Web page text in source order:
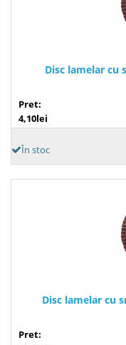
Disc lamelar cu
Pret:
4,10lei
În stoc
Disc lamelar cu
Pret: